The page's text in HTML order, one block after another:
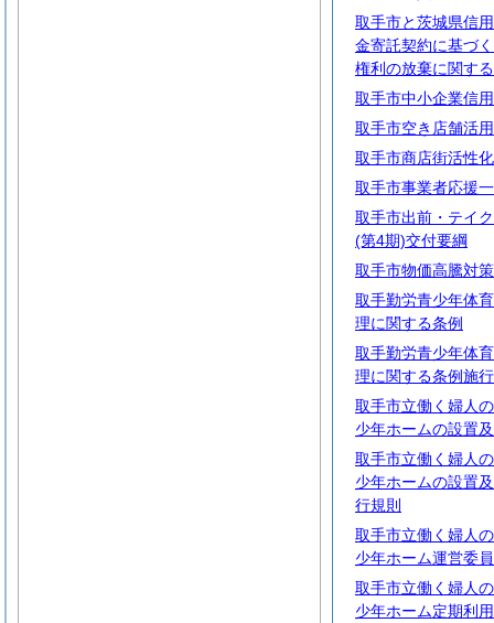
取手市と茨城県信
金寄託契約に基づ
権利の放棄に関す
取手市中小企業信
取手市空き店舗活
取手市商店街活性
取手市事業者応援
取手市出前・テイ
(第4期)交付要綱
取手市物価高騰対
取手勤労青少年体
理に関する条例
取手勤労青少年体
理に関する条例施
取手市立働く婦人
少年ホームの設置
取手市立働く婦人
少年ホームの設置
行規則
取手市立働く婦人
少年ホーム運営委
取手市立働く婦人
少年ホーム定期利